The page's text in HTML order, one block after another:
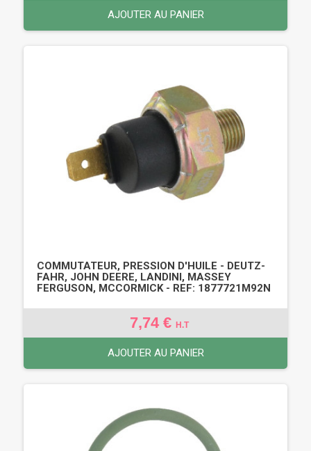
AJOUTER AU PANIER
COMMUTATEUR, PRESSION D'HUILE - DEUTZ-
FAHR, JOHN DEERE, LANDINI, MASSEY
FERGUSON, MCCORMICK - REF: 1877721M92N
7,74 € H.T
AJOUTER AU PANIER